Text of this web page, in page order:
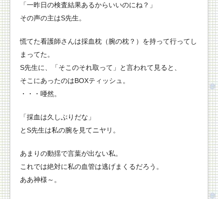
「一昨日の検査結果あるからいいのにね？」
その声の主はS先生。
慌てた看護師さんは採血枕（腕の枕？）を持って行ってし
まってた。
S先生に、「そこのそれ取って」と言われて見ると、
そこにあったのはBOXティッシュ。
・・・唖然。
「採血は久しぶりだな」
とS先生は私の腕を見てニヤリ。
あまりの動揺で言葉が出ない私。
これでは絶対に私の血管は逃げまくるだろう。
ああ神様～。